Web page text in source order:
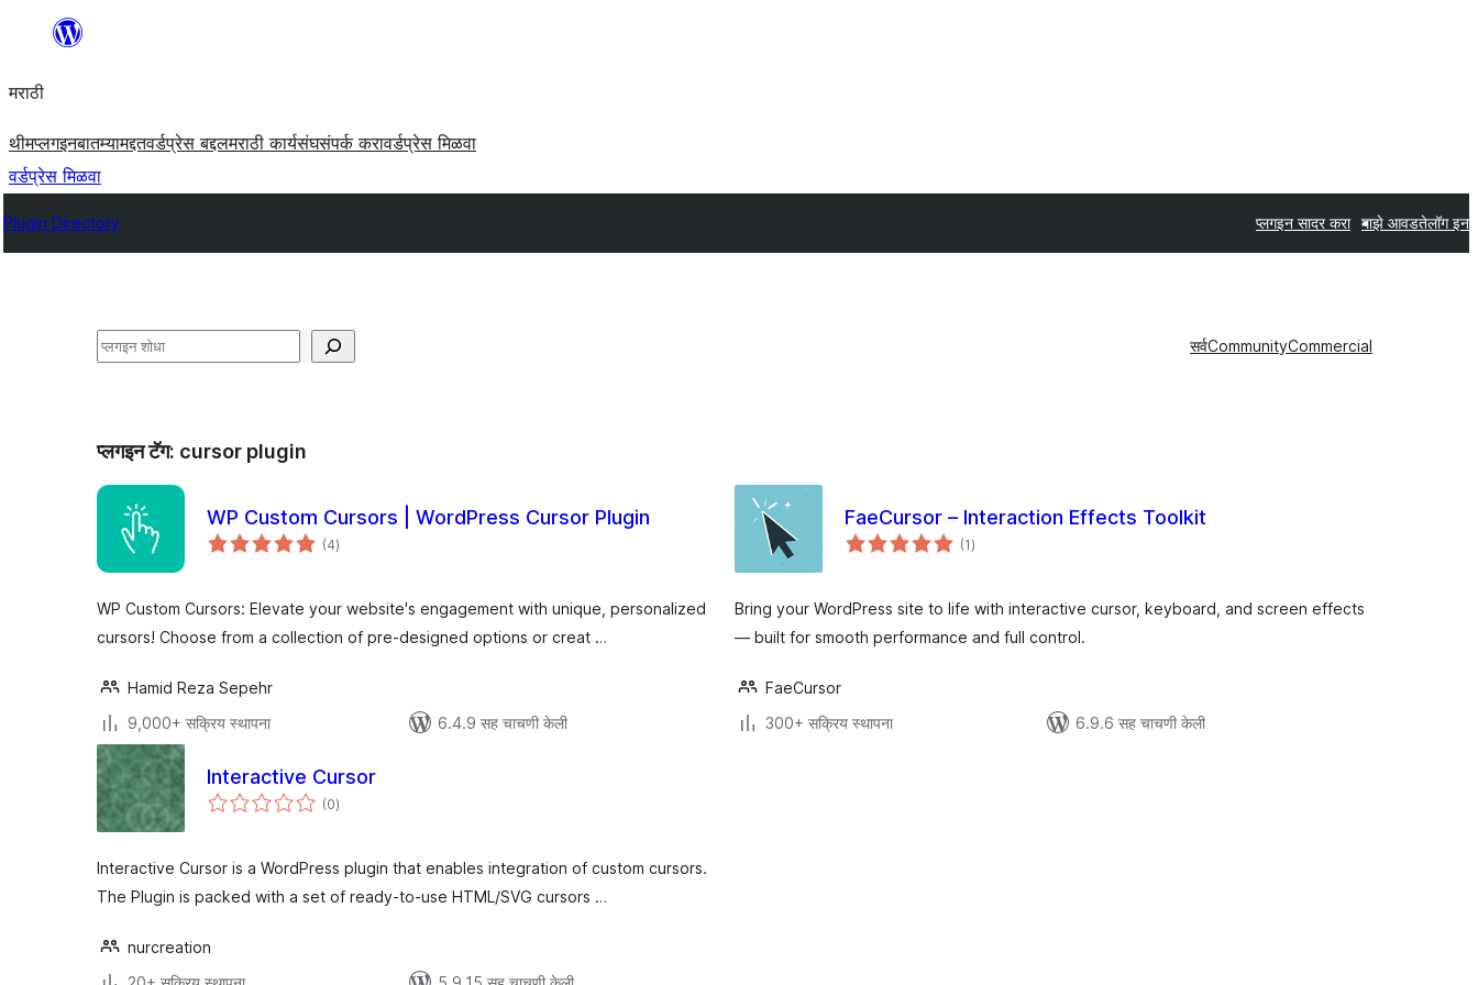
सामुग्रीवर
मराठी
थीमप्लगइनबातम्यामद्दतवर्डप्रेस बद्दलमराठी कार्यसंघसंपर्क करावर्डप्रेस मिळवा
वर्डप्रेस मिळवा
Plugin Directory प्लगइन सादर करा माझे आवडतेलॉग इन
शोधा सर्वCommunityCommercial
प्लगइन टॅग: cursor plugin
WP Custom Cursors | WordPress Cursor Plugin
(4एकूण
मूल्यांकन
)
WP Custom Cursors: Elevate your website's engagement with unique, personalized
cursors! Choose from a collection of pre-designed options or creat …
Hamid Reza Sepehr
9,000+ सक्रिय स्थापना
6.4.9 सह चाचणी केली
FaeCursor – Interaction Effects Toolkit
(1एकूण
मूल्यांकन
)
Bring your WordPress site to life with interactive cursor, keyboard, and screen effects
— built for smooth performance and full control.
FaeCursor
300+ सक्रिय स्थापना
6.9.6 सह चाचणी केली
Interactive Cursor
(0एकूण
मूल्यांकन
)
Interactive Cursor is a WordPress plugin that enables integration of custom cursors.
The Plugin is packed with a set of ready-to-use HTML/SVG cursors …
nurcreation